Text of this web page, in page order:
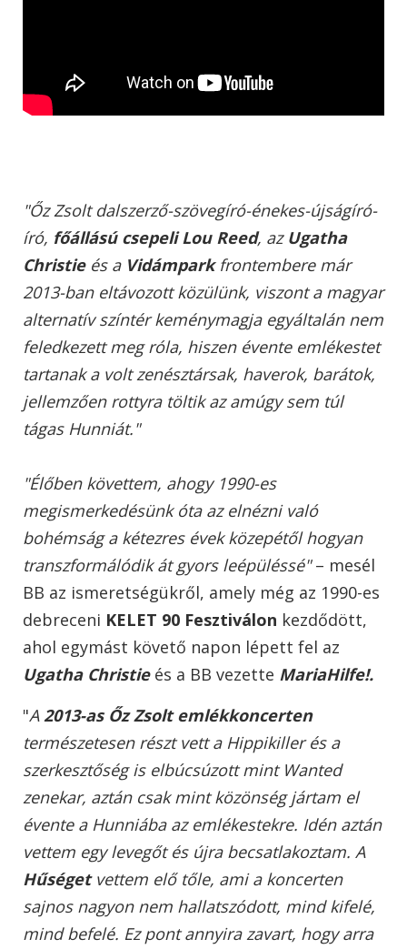
"Őz Zsolt dalszerző-szövegíró-énekes-újságíró-
író, főállású csepeli Lou Reed, az Ugatha
Christie és a Vidámparkfrontembere már
2013-ban eltávozott közülünk, viszont a magyar
alternatív színtér keménymagja egyáltalán nem
feledkezett meg róla, hiszen évente emlékestet
tartanak a volt zenésztársak, haverok, barátok,
jellemzően rottyra töltik az amúgy sem túl
tágas Hunniát."
"Élőben követtem, ahogy 1990-es
megismerkedésünk óta az elnézni való
bohémság a kétezres évek közepétől hogyan
transzformálódik át gyors leépüléssé"– mesél
BB az ismeretségükről, amely még az 1990-es
debreceni KELET 90 Fesztiválon kezdődött,
ahol egymást követő napon lépett fel az
Ugatha Christieés a BB vezette MariaHilfe!.
"A2013-as Őz Zsolt emlékkoncerten
természetesen részt vett a Hippikiller és a
szerkesztőség is elbúcsúzott mint Wanted
zenekar, aztán csak mint közönség jártam el
évente a Hunniába az emlékestekre. Idén aztán
vettem egy levegőt és újra becsatlakoztam. A
Hűségetvettem elő tőle, ami a koncerten
sajnos nagyon nem hallatszódott, mind kifelé,
mind befelé. Ez pont annyira zavart, hogy arra